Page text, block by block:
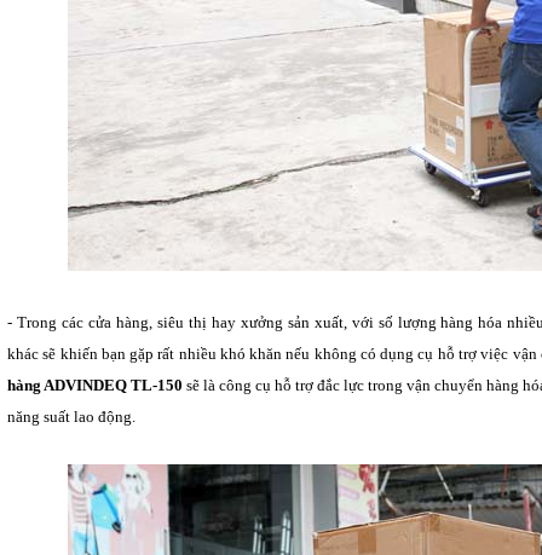
- Trong các cửa hàng, siêu thị hay xưởng sản xuất, với số lượng hàng hóa
khác sẽ khiến bạn gặp rất nhiều khó khăn nếu không có dụng cụ hỗ trợ việc
hàng ADVINDEQ TL-150 sẽ là công cụ hỗ trợ đắc lực trong vận chuyển hàng
năng suất lao động.